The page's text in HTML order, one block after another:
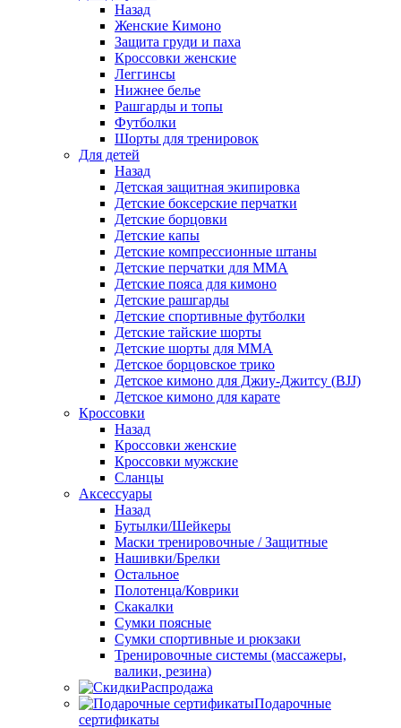
Назад
Женские Кимоно
Защита груди и паха
Кроссовки женские
Леггинсы
Нижнее белье
Рашгарды и топы
Футболки
Шорты для тренировок
Для детей
Назад
Детская защитная экипировка
Детские боксерские перчатки
Детские борцовки
Детские капы
Детские компрессионные штаны
Детские перчатки для ММА
Детские пояса для кимоно
Детские рашгарды
Детские спортивные футболки
Детские тайские шорты
Детские шорты для ММА
Детское борцовское трико
Детское кимоно для Джиу-Джитсу (BJJ)
Детское кимоно для карате
Кроссовки
Назад
Кроссовки женские
Кроссовки мужские
Сланцы
Аксессуары
Назад
Бутылки/Шейкеры
Маски тренировочные / Защитные
Нашивки/Брелки
Остальное
Полотенца/Коврики
Скакалки
Сумки поясные
Сумки спортивные и рюкзаки
Тренировочные системы (массажеры,
валики, резина)
Распродажа
Подарочные
сертификаты